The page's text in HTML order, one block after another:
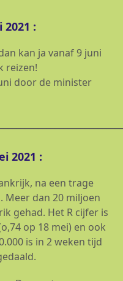
:
kan ja vanaf 9 juni
reizen!
door de minister
2021 :
na een trage
Meer dan 20 miljoen
gehad. Het R cijfer is
op 18 mei) en ook
is in 2 weken tijd